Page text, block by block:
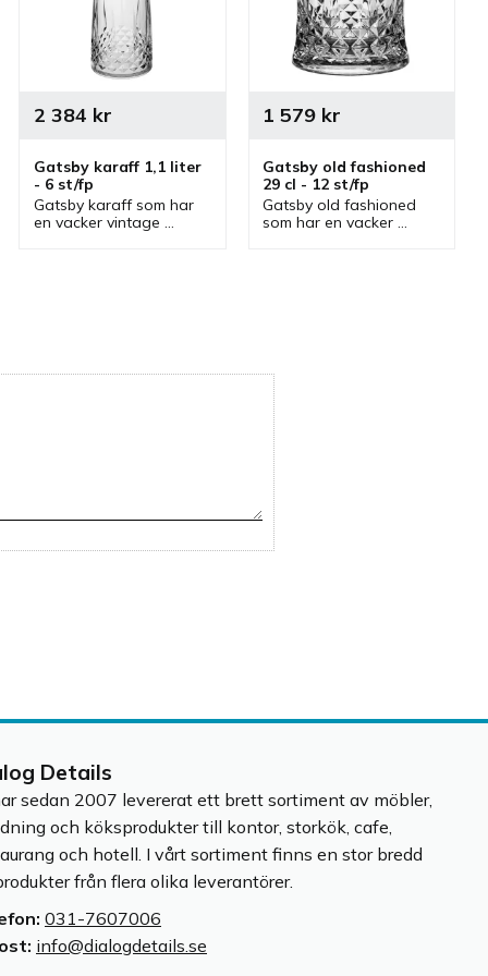
Gatsby karaff 1,1 liter
- 6 st/fp
Gatsby karaff som har
en vacker vintage
2 384 kr
Gatsby old fashioned
29 cl - 12 st/fp
Gatsby old fashioned
som har en vacker
1 579 kr
Details
sedan 2007 levererat ett brett sortiment av möbler,
och köksprodukter till kontor, storkök, cafe,
och hotell. I vårt sortiment finns en stor bredd
från flera olika leverantörer.
031-7607006
info@dialogdetails.se